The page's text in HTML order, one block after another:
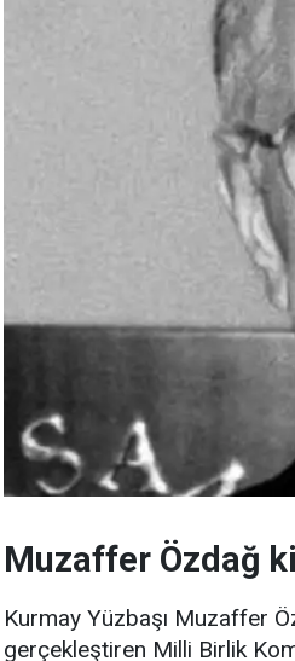
Muzaffer Özdağ
Kurmay Yüzbaşı Muzaffer
gerçekleştiren Milli Birlik